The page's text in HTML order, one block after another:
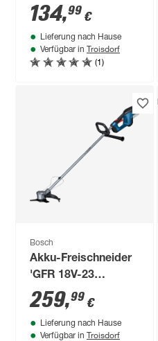
23-37' 950 W
134,99 €
Lieferung nach Hause
Verfügbar in Troisdorf
(1)
Bosch
Akku-Freischneider
'GFR 18V-23
Professional' 18 V
ohne Akku
259,99 €
Lieferung nach Hause
Verfügbar in Troisdorf